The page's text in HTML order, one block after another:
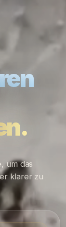
um das
klarer zu